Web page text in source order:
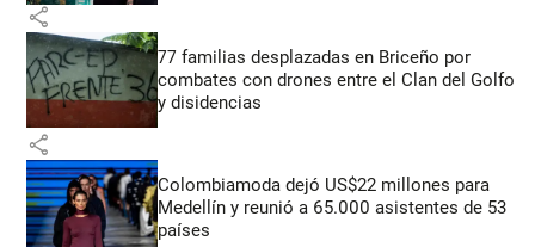
share
77 familias desplazadas en Briceño por
combates con drones entre el Clan del Golfo
y disidencias
share
Colombiamoda dejó US$22 millones para
Medellín y reunió a 65.000 asistentes de 53
países